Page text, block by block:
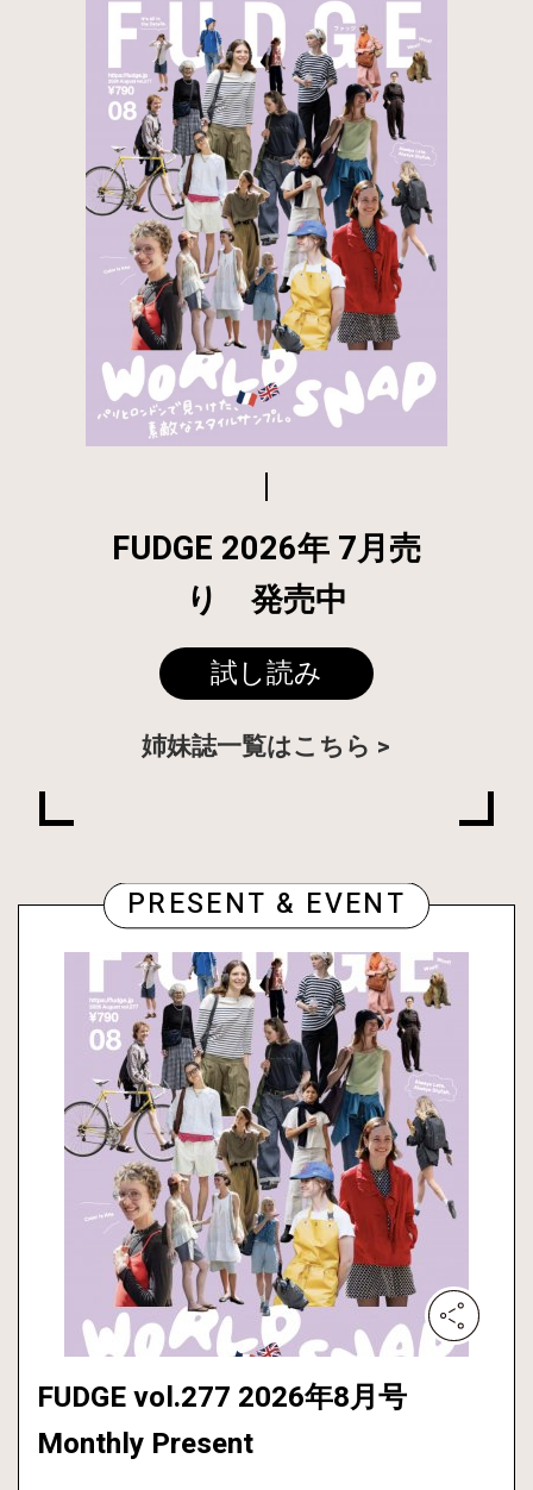
FUDGE 2026年 7月売
り 発売中
試し読み
姉妹誌一覧はこちら
PRESENT & EVENT
FUDGE vol.277 2026年8月号
Monthly Present